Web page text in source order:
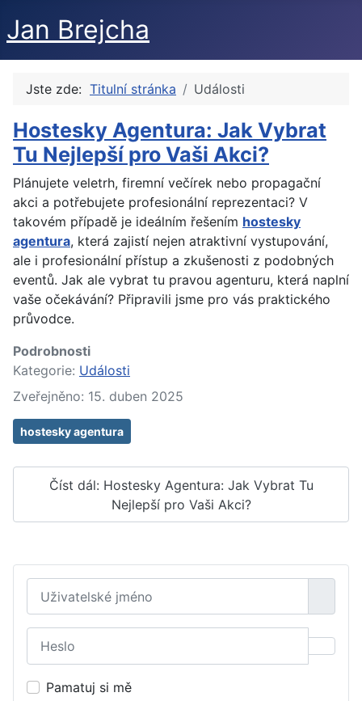
Jan Brejcha
Jste zde: Titulní stránka Události
Hostesky Agentura: Jak Vybrat
Tu Nejlepší pro Vaši Akci?
Plánujete veletrh, firemní večírek nebo propagační
akci a potřebujete profesionální reprezentaci? V
takovém případě je ideálním řešením hostesky
agentura, která zajistí nejen atraktivní vystupování,
ale i profesionální přístup a zkušenosti z podobných
eventů. Jak ale vybrat tu pravou agenturu, která naplní
vaše očekávání? Připravili jsme pro vás praktického
průvodce.
Podrobnosti
Kategorie: Události
Zveřejněno: 15. duben 2025
hostesky agentura
Číst dál: Hostesky Agentura: Jak Vybrat Tu
Nejlepší pro Vaši Akci?
Uživatelské jméno
Pamatuj si mě